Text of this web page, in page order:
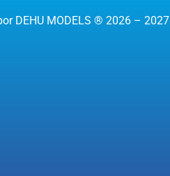
DEHU MODELS ® 2026 – 2027